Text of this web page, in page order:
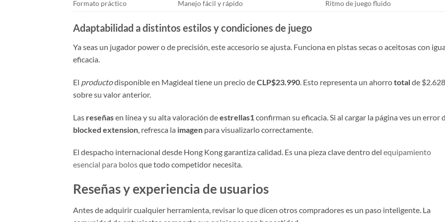
Formato práctico
Manejo fácil y rápido Ritmo de juego fluido
Adaptabilidad a distintos estilos y condiciones de juego
Ya seas un jugador power o de precisión, este accesorio se ajusta. Funciona en pistas secas o aceitosas con
eficacia.
El productodisponible en Magideal tiene un precio deCLP$23.990 . Esto representa un ahorrototalde $2.628
sobre su valor anterior.
Las reseñasen línea y su alta valoración deestrellas1 confirman su eficacia. Si al cargar la página ves un error
blocked extension , refresca la imagen para visualizarlo correctamente.
El despacho internacional desde Hong Kong garantiza calidad. Es una pieza clave dentro del equipamiento
esencial para bolosque todo competidor necesita.
Reseñas y experiencia de usuarios
Antes de adquirir cualquier herramienta, revisar lo que dicen otros compradores es un paso inteligente. La